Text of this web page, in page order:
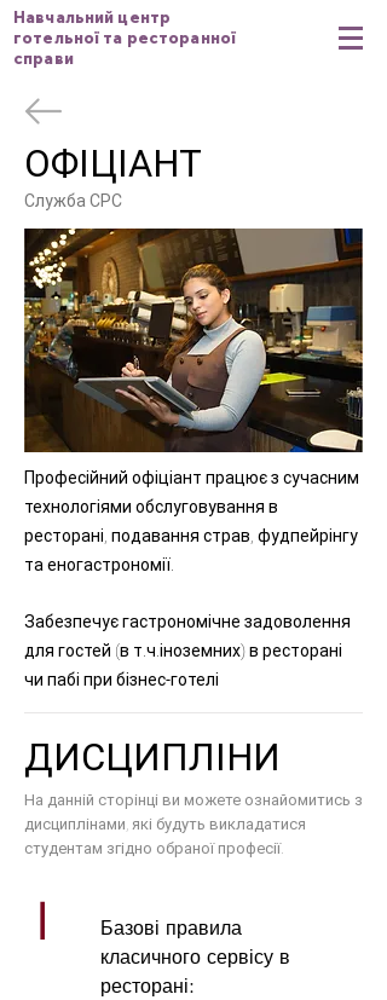
Навчальний центр
готельної та ресторанної
справи
ОФІЦІАНТ
Служба СРС
Професійний офіціант працює з сучасним
технологіями обслуговування в
ресторані, подавання страв, фудпейрінгу
та еногастрономії.
Забезпечує гастрономічне задоволення
для гостей (в т.ч.іноземних) в ресторані
чи пабі при бізнес-готелі
ДИСЦИПЛІНИ
На данній сторінці ви можете ознайомитись з
дисциплінами, які будуть викладатися
студентам згідно обраної професії.
Базові правила
класичного сервісу в
ресторані: